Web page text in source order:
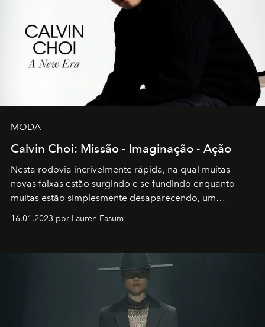
MODA
Calvin Choi: Missão - Imaginação - Ação
Nesta rodovia incrivelmente rápida, na qual muitas
novas faixas estão surgindo e se fundindo enquanto
muitas estão simplesmente desaparecendo, um
transportador AMTD abrindo caminho para muitos
por propósitos, com um claro senso de missão na vida e
16.01.2023 por Lauren Easum